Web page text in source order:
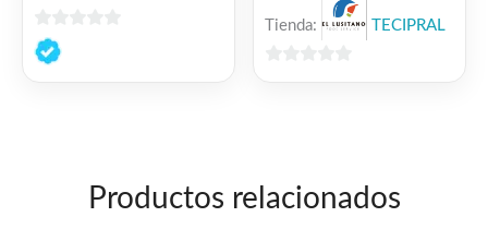
0
de
Tienda: TECIPRAL
Productos relacionados